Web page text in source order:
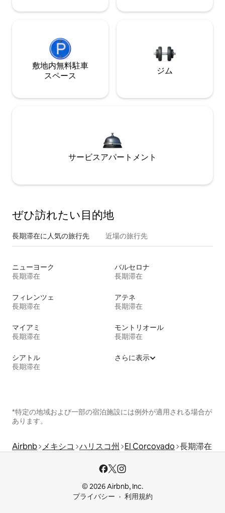
敷地内無料駐⁠車
ス⁠ペ⁠ー⁠ス
ジム
サービスアパートメント
ぜひ訪⁠れ⁠た⁠い目⁠的⁠地
長期滞在に人気の旅行先 近場の旅行先
ニューヨーク
長期滞在
バルセロナ
長期滞在
フィレンツェ
長期滞在
アテネ
長期滞在
マイアミ
長期滞在
モントリオール
長期滞在
シアトル
長期滞在
さらに表示
*特定の地域および一部の宿泊施設には例外が適用される場合が
あります。
Airbnb メキシコ ハリスコ州 El Corcovado 長期滞在
© 2026 Airbnb, Inc.
プライバシー
利用規約